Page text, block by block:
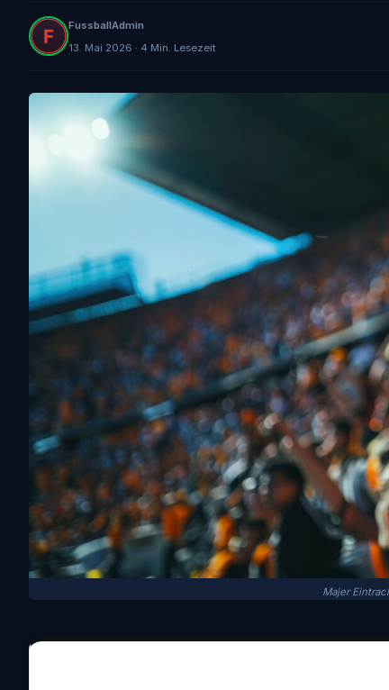
FussballAdmin
13. Mai 2026 · 4 Min. Lesezeit
Majer